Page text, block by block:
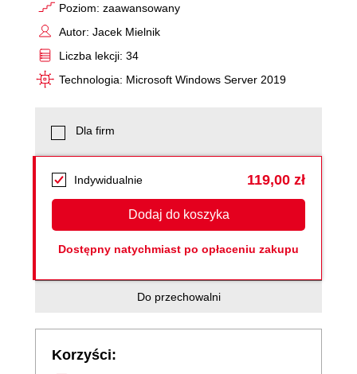
Poziom: zaawansowany
Autor: Jacek Mielnik
Liczba lekcji: 34
Technologia: Microsoft Windows Server 2019
Dla firm
Indywidualnie 119,00 zł
Dodaj do koszyka
Dostępny natychmiast po opłaceniu zakupu
Do przechowalni
Korzyści: